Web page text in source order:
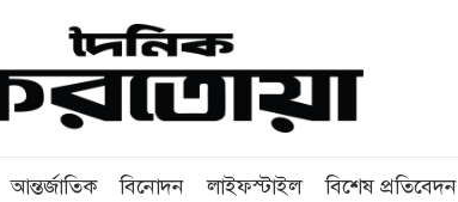
আন্তর্জাতিক বিনোদন লাইফস্টাইল বিশেষ প্রতিবেদন